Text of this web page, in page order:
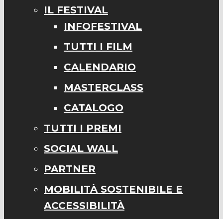
IL FESTIVAL
INFOFESTIVAL
TUTTI I FILM
CALENDARIO
MASTERCLASS
CATALOGO
TUTTI I PREMI
SOCIAL WALL
PARTNER
MOBILITÀ SOSTENIBILE E
ACCESSIBILITÀ